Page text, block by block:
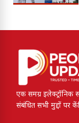
एक समग्र इलेक्ट्रॉनिक
संबंधित सभी मुद्दों पर